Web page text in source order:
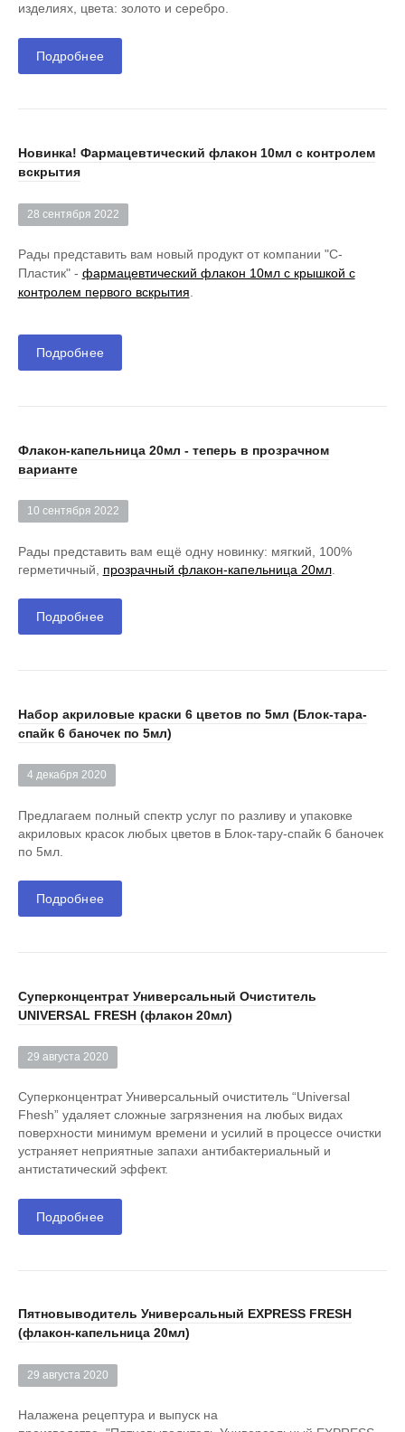
изделиях, цвета: золото и серебро.
Подробнее
Новинка! Фармацевтический флакон 10мл с контролем
вскрытия
28 сентября 2022
Рады представить вам новый продукт от компании "С-
Пластик" - фармацевтический флакон 10мл с крышкой с
контролем первого вскрытия
Подробнее
Флакон-капельница 20мл - теперь в прозрачном
варианте
10 сентября 2022
Рады представить вам ещё одну новинку: мягкий, 100%
герметичный, прозрачный флакон-капельница 20мл.
Подробнее
Набор акриловые краски 6 цветов по 5мл (Блок-тара-
спайк 6 баночек по 5мл)
4 декабря 2020
Предлагаем полный спектр услуг по разливу и упаковке
акриловых красок любых цветов в Блок-тару-спайк 6 баночек
по 5мл.
Подробнее
Суперконцентрат Универсальный Очиститель
UNIVERSAL FRESH (флакон 20мл)
29 августа 2020
Суперконцентрат Универсальный очиститель “Universal
Fhesh” удаляет сложные загрязнения на любых видах
поверхности минимум времени и усилий в процессе очистки
устраняет неприятные запахи антибактериальный и
антистатический эффект.
Подробнее
Пятновыводитель Универсальный EXPRESS FRESH
(флакон-капельница 20мл)
29 августа 2020
Налажена рецептура и выпуск на